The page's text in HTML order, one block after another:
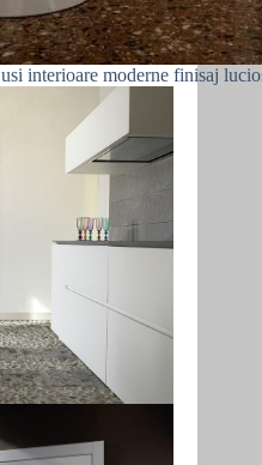
usi interioare moderne finisaj